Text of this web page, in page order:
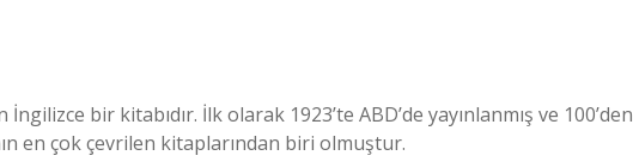
bir kitabıdır. İlk olarak 1923’te ABD’de yayınlanmış ve 100’den
en çok çevrilen kitaplarından biri olmuştur.